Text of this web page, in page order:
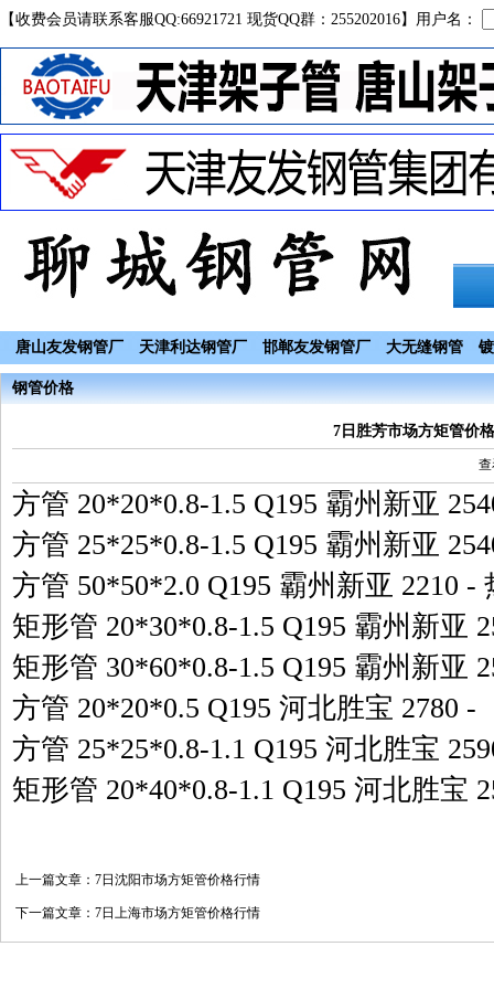
【收费会员请联系客服QQ:66921721 现货QQ群：255202016】用户名：
唐山友发钢管厂 天津利达钢管厂 邯郸友发钢管厂 大无缝钢管
钢管价格
7日胜芳市场方矩管价
查
方管 20*20*0.8-1.5 Q195 霸州新亚
方管 25*25*0.8-1.5 Q195 霸州新亚
方管 50*50*2.0 Q195 霸州新亚 2210 -
矩形管 20*30*0.8-1.5 Q195 霸州新亚
矩形管 30*60*0.8-1.5 Q195 霸州新亚
方管 20*20*0.5 Q195 河北胜宝 2780
方管 25*25*0.8-1.1 Q195 河北胜宝
矩形管 20*40*0.8-1.1 Q195 河北胜宝
上一篇文章： 7日沈阳市场方矩管价格行情
下一篇文章： 7日上海市场方矩管价格行情